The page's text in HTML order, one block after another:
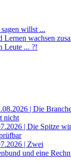
willst ...
wachsen
Leute ... ?!
| Die
nicht
| Die Spitze
| Zwei
und eine